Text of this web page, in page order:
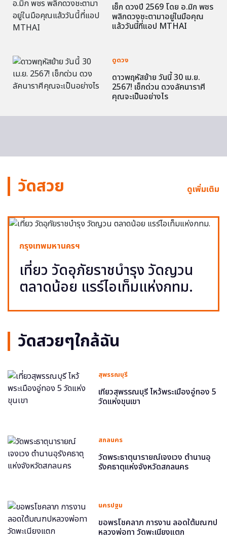
เช็ก ดวงปี 2569 โดย อ.มิก พชร
พลิกดวงชะตามาอยู่ในมือคุณ
แล้ววันนี้ที่แอป MTHAI
ดูดวง
ดาวพฤหัสย้าย วันนี้ 30 เม.ย.
2567! เช็กด่วน ดวงลัคนาราศี
คุณจะเป็นอย่างไร
วัดสวย ดูเพิ่มเติม
กรุงเทพมหานครฯ
เที่ยว วัดอุภัยราชบำรุง วัดญวน
ตลาดน้อย แรร์ไอเท็มแห่งกทม.
วัดสวยๆใกล้ฉัน
สุพรรณบุรี
เที่ยวสุพรรณบุรี ไหว้พระเมืองอู่ทอง 5
วัดแห่งขุนเขา
สกลนคร
วัดพระธาตุนารายณ์เจงเวง ตำนานอุ
รังคธาตุแห่งจังหวัดสกลนคร
นครปฐม
ขอพรโชคลาภ การงาน ลอดใต้มณฑป
หลวงพ่อทา วัดพะเนียงแตก